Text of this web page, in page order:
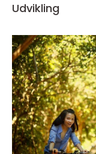
Udvikling